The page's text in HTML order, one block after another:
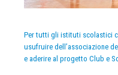
Per tutti gli istituti scolastici
usufruire dell’associazione
e aderire al progetto Club e